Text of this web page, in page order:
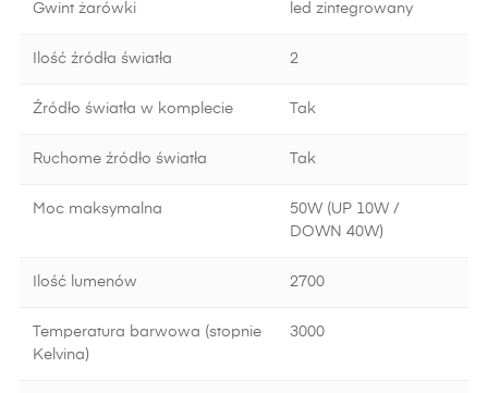
Gwint żarówki led zintegrowany
Ilość źródła światła 2
Źródło światła w komplecie Tak
Ruchome źródło światła Tak
Moc maksymalna
50W (UP 10W /
DOWN 40W)
Ilość lumenów 2700
Temperatura barwowa (stopnie
Kelvina)
3000